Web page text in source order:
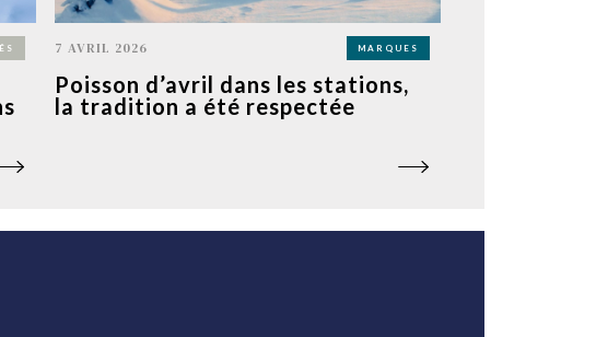
7 AVRIL 2026 MARQUES
Poisson d’avril dans les stations,
la tradition a été respectée